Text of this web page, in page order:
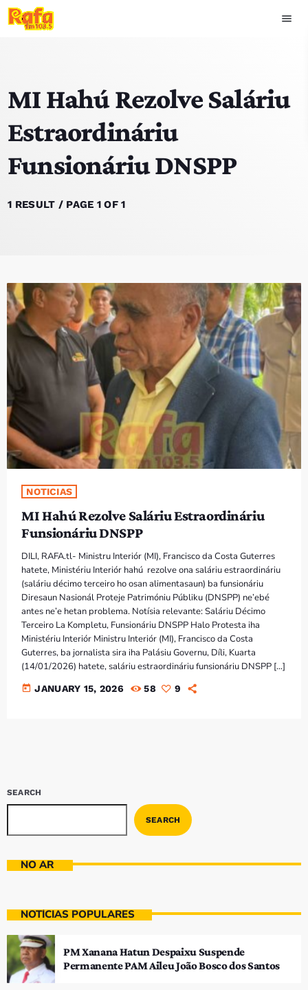
menu
play_arrow OUVIR RAFA
HOME
NOTISIA
PODCAST SIRA
PROGRAMA SIRA
VÍDEO SIRA
EVENTU SIRA
KONTAKTU SIRA
TÉTUM keyboard_arrow_down
TÉTUM
PORTUGUÊS
PRÓXIMOS PROGRAMAS
MI Hahú Rezolve Saláriu
Estraordináriu
Funsionáriu DNSPP
1 RESULT / PAGE 1 OF 1
NOTICIAS
MI Hahú Rezolve Saláriu Estraordináriu
Funsionáriu DNSPP
DILI, RAFA.tl- Ministru Interiór (MI), Francisco da Costa Guterres
hatete, Ministériu Interiór hahú rezolve ona saláriu estraordináriu
(saláriu décimo terceiro ho osan alimentasaun) ba funsionáriu
Diresaun Nasionál Proteje Patrimóniu Públiku (DNSPP) ne’ebé
antes ne’e hetan problema. Notísia relevante: Saláriu Décimo
Terceiro La Kompletu, Funsionáriu DNSPP Halo Protesta iha
Ministériu Interiór Ministru Interiór (MI), Francisco da Costa
Guterres, ba jornalista sira iha Palásiu Governu, Díli, Kuarta
(14/01/2026) hatete, saláriu estraordináriu funsionáriu DNSPP […]
today JANUARY 15, 2026 58 9
SEARCH
SEARCH
NO AR
NOTÍCIAS POPULARES
PM Xanana Hatun Despaixu Suspende
Permanente PAM Aileu João Bosco dos Santos